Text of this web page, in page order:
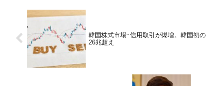
韓国株式市場･信用取引が爆増。韓国初の
26兆超え